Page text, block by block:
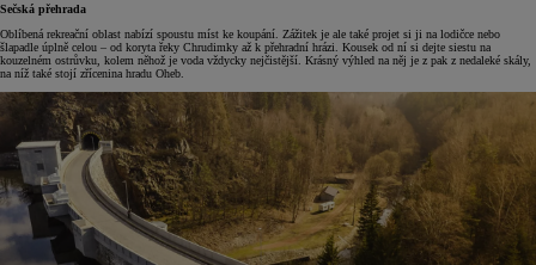
Sečská přehrada
Oblíbená rekreační oblast nabízí spoustu míst ke koupání. Zážitek je ale také projet si ji na lodičce nebo
šlapadle úplně celou – od koryta řeky Chrudimky až k přehradní hrázi. Kousek od ní si dejte siestu na
kouzelném ostrůvku, kolem něhož je voda vždycky nejčistější. Krásný výhled na něj je z pak z nedaleké skály,
na níž také stojí zřícenina hradu Oheb.